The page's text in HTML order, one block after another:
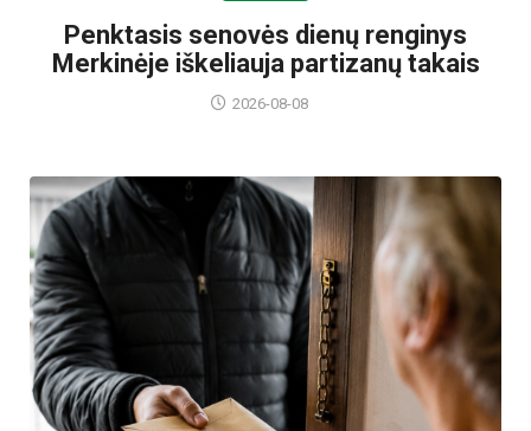
Penktasis senovės dienų renginys
Merkinėje iškeliauja partizanų takais
2026-08-08